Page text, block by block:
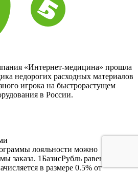
«Интернет-медицина» прошла
недорогих расходных материалов
игрока на быстрорастущем
в России.
лояльности можно
заказа. 1БазисРубль равен 1 RUB.
в размере 0.5% от